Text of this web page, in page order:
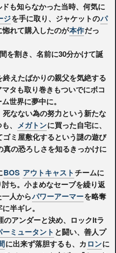
も知らなかった当時、何気に
ジを手に取り、ジャケットのパ
れて購入したのが本作だっ
を割き、名前に30分かけて誕
終えたばかりの親父を気絶する
タも取り巻きもついでにボコ
世界に夢中に。
死なない為の努力という新たな
、 メガトンに買った自宅に、
ゴミ屋敷化するという謎の遊び
真の恐ろしさを知るきっかけに
BOS アウトキャストチームに
ち。小まめなセーブを繰り返
人からパワーアーマーを略奪
半ギレ。
のアンダーと決め、ロックitラ
ーミュータント と闘い、善人プ
に出来ず落胆するも、カロンに